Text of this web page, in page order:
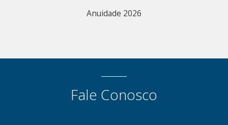
Anuidade 2026
Fale Conosco